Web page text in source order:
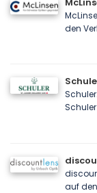
den
auf